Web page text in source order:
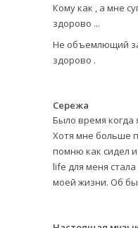
Кому как , а мне
здорово ...
Не объемлющий
здорово .
Сережа
Было время когда
Хотя мне больше
помню как сидел
life для меня
моей жизни. Об